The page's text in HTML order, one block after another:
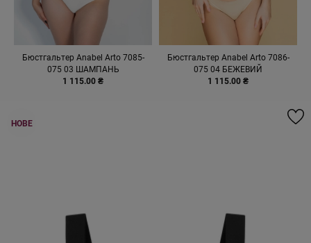
Бюстгальтер Anabel Arto 7085-
075 03 ШАМПАНЬ
1 115.00 ₴
Бюстгальтер Anabel Arto 7086-
075 04 БЕЖЕВИЙ
1 115.00 ₴
НОВЕ